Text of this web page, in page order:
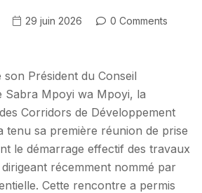
29 juin 2026
0 Comments
Président du Conseil
Sabra Mpoyi wa Mpoyi, la
Corridors de Développement
tenu sa première réunion de prise
le démarrage effectif des travaux
récemment nommé par
Cette rencontre a permis